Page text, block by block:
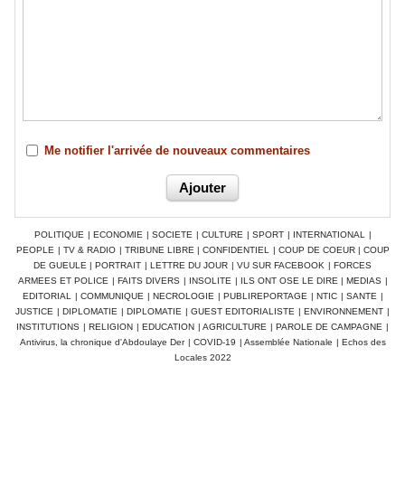
Me notifier l'arrivée de nouveaux commentaires
POLITIQUE | ECONOMIE | SOCIETE | CULTURE | SPORT | INTERNATIONAL |
PEOPLE | TV & RADIO | TRIBUNE LIBRE | CONFIDENTIEL | COUP DE COEUR | COUP
DE GUEULE | PORTRAIT | LETTRE DU JOUR | VU SUR FACEBOOK | FORCES
ARMEES ET POLICE | FAITS DIVERS | INSOLITE | ILS ONT OSE LE DIRE | MEDIAS |
EDITORIAL | COMMUNIQUE | NECROLOGIE | PUBLIREPORTAGE | NTIC | SANTE |
JUSTICE | DIPLOMATIE | DIPLOMATIE | GUEST EDITORIALISTE | ENVIRONNEMENT |
INSTITUTIONS | RELIGION | EDUCATION | AGRICULTURE | PAROLE DE CAMPAGNE |
Antivirus, la chronique d'Abdoulaye Der | COVID-19 | Assemblée Nationale | Echos des
Locales 2022